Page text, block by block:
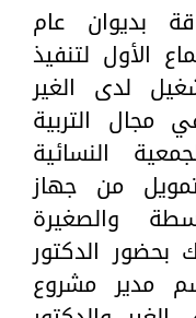
بديوان عام
الأول لتنفيذ
لدى الغير
مجال التربية
النسائية
من جهاز
والصغيرة
بحضور الدكتور
مدير مشروع